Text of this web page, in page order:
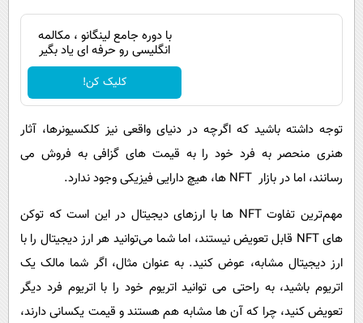
با دوره جامع لینگانو ، مکالمه
انگلیسی رو حرفه ای یاد بگیر
کلیک کن!
توجه داشته باشید که اگرچه در دنیای واقعی نیز کلکسیونرها، آثار
هنری منحصر به فرد خود را به قیمت های گزافی به فروش می
رسانند، اما در بازار NFT‌ ها، هیچ دارایی فیزیکی وجود ندارد.
مهم‌ترین تفاوت NFT‌ ها با ارزهای دیجیتال در این است که توکن‌
های NFT قابل تعویض نیستند، اما شما می‌توانید هر ارز دیجیتال را با
ارز دیجیتال مشابه، عوض کنید. به عنوان مثال، اگر شما مالک یک
اتریوم باشید، به راحتی می توانید اتریوم خود را با اتریوم فرد دیگر
تعویض کنید، چرا که آن ها مشابه هم هستند و قیمت یکسانی دارند،